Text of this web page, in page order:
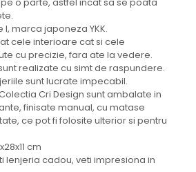
marca japoneza YKK.
cele interioare cat si cele
cu precizie, fara ate la vedere.
realizate cu simt de raspundere.
sunt lucrate impecabil.
Cri Design sunt ambalate in
finisate manual, cu matase
ce pot fi folosite ulterior si pentru
cm
lenjeria cadou, veti impresiona in